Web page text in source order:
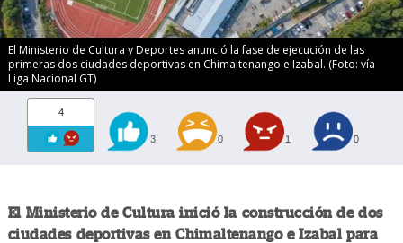
El Ministerio de Cultura y Deportes anunció la fase de ejecución de las
primeras dos ciudades deportivas en Chimaltenango e Izabal. (Foto: vía
Liga Nacional GT)
4
3 0 1 0
El Ministerio de Cultura inició la construcción de dos
ciudades deportivas en Chimaltenango e Izabal para